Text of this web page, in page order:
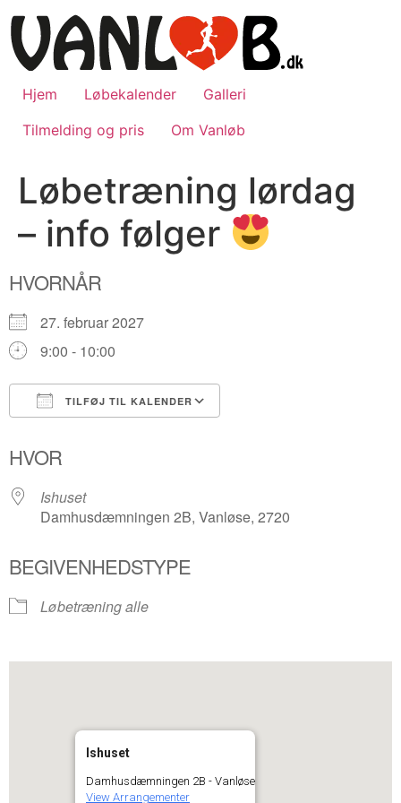
til
indhold
Hjem Løbekalender
Galleri
Tilmelding og pris
Om Vanløb
Løbetræning lørdag
– info følger
HVORNÅR
27. februar 2027
9:00 - 10:00
TILFØJ TIL KALENDER
HVOR
Ishuset
Damhusdæmningen 2B, Vanløse, 2720
BEGIVENHEDSTYPE
Løbetræning alle
Ishuset
Damhusdæmningen 2B - Vanløse
View Arrangementer